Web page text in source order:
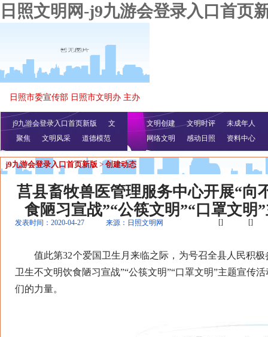
日照文明网-j9九游会登录入口首页
日照市委宣传部 日照市文明办 主办
j9九游会登录入口首页新版
文
明播报
公益视频
聚焦 文明风采 道德模范
文明创建 文明时评
未成年人
网络文明
感动日照 资料中心
j9九游会登录入口首页新版 > 创建动态
莒县畜牧兽医管理服务中心开展“向
食陋习宣战”“公筷文明”“口罩文明
发表时间：2020-04-27 来源：日照文明网 [] []
值此第32个爱国卫生月来临之际，为号召全县人民积极
卫生不文明饮食陋习宣战”“公筷文明”“口罩文明”主题宣传
们的力量。